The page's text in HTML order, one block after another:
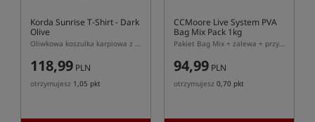
Korda Sunrise T-Shirt - Dark
Olive
Oliwkowa koszulka karpiowa z motywem Live for the Dawn
118,99 PLN
otrzymujesz 1,05 pkt
CCMoore Live System PVA
Bag Mix Pack 1kg
Pakiet Bag Mix + zalewa + przynęty
94,99 PLN
otrzymujesz 0,70 pkt